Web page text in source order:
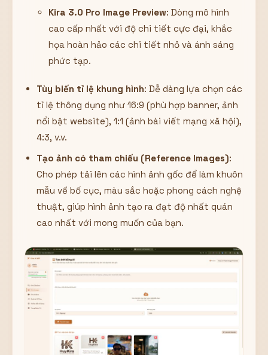
Kira 3.0 Pro Image Preview: Dòng mô hình
cao cấp nhất với độ chi tiết cực đại, khắc
họa hoàn hảo các chi tiết nhỏ và ánh sáng
phức tạp.
Tùy biến tỉ lệ khung hình: Dễ dàng lựa chọn các
tỉ lệ thông dụng như 16:9 (phù hợp banner, ảnh
nổi bật website), 1:1 (ảnh bài viết mạng xã hội),
4:3, v.v.
Tạo ảnh có tham chiếu (Reference Images):
Cho phép tải lên các hình ảnh gốc để làm khuôn
mẫu về bố cục, màu sắc hoặc phong cách nghệ
thuật, giúp hình ảnh tạo ra đạt độ nhất quán
cao nhất với mong muốn của bạn.